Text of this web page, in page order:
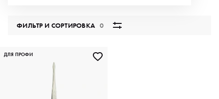
ФИЛЬТР И СОРТИРОВКА0
ДЛЯ ПРОФИ